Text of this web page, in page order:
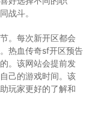
战斗。
。每次新开区都会
热血传奇sf开区预告
。该网站会提前发
己的游戏时间。该
玩家更好的了解和